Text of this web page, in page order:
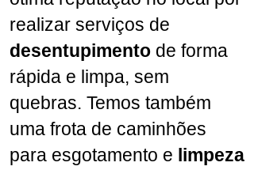
realizar serviços de
desentupimento de forma
rápida e limpa, sem
quebras. Temos também
uma frota de caminhões
para esgotamento e limpeza